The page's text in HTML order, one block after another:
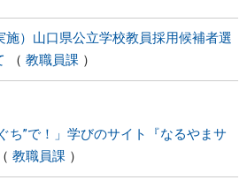
施）山口県公立学校教員採用候補者選
教職員課
ち”で！」学びのサイト『なるやまサ
教職員課